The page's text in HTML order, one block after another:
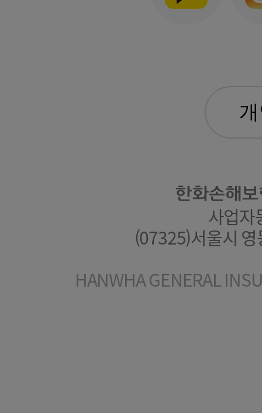
한화손해
사업
(07325)서울시
HANWHA GENERAL